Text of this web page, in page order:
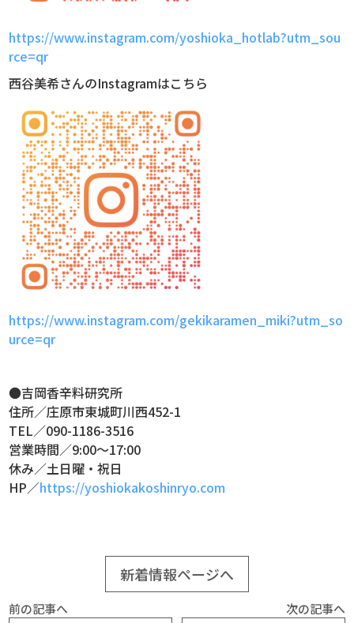
https://www.instagram.com/yoshioka_hotlab?utm_sou
rce=qr
西谷美希さんのInstagramはこちら
https://www.instagram.com/gekikaramen_miki?utm_so
urce=qr
●吉岡香辛料研究所
住所／庄原市東城町川西452-1
TEL／090-1186-3516
営業時間／9:00～17:00
休み／土日曜・祝日
HP／https://yoshiokakoshinryo.com
新着情報ページへ
前の記事へ
次の記事へ